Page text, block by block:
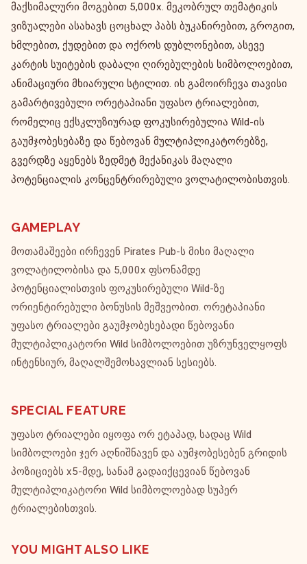
მაქსიმალური მოგებით 5,000x. მეკობრულ თემატიკის
ვიზუალები ასახავს ცოცხალ პაბს ბუკანირებით, გროგით,
ხმლებით, ქუდებით და ოქროს დუბლონებით, ასევე
კარტის სუიტების დაბალი ღირებულების სიმბოლოებით,
ანიმაციური მხიარული სტილით. ის გამოირჩევა თავისი
გამარტივებული ორეტაპიანი უფასო ტრიალებით,
რომელიც ექსკლუზიურად ფოკუსირებულია Wild-ის
გაუმჯობესებაზე და წებოვან მულტიპლიკატორებზე,
გვერდზე აყენებს ზედმეტ მექანიკას მაღალი
პოტენციალის კონცენტრირებული ვოლატილობისთვის.
GAMEPLAY
მოთამაშეები ირჩევენ Pirates Pub-ს მისი მაღალი
ვოლატილობისა და 5,000x ფსონამდე
პოტენციალისთვის ფოკუსირებული Wild-ზე
ორიენტირებული ბონუსის მეშვეობით. ორეტაპიანი
უფასო ტრიალები გაუმჯობესებადი წებოვანი
მულტიპლიკატორი Wild სიმბოლოებით უზრუნველყოფს
ინტენსიურ, მაღალშემოსავლიან სესიებს.
SPECIAL FEATURE
უფასო ტრიალები იყოფა ორ ეტაპად, სადაც Wild
სიმბოლოები ჯერ აღნიშნავენ და აუმჯობესებენ გრიდის
პოზიციებს x5-მდე, სანამ გადაიქცევიან წებოვან
მულტიპლიკატორი Wild სიმბოლოებად სუპერ
ტრიალებისთვის.
YOU MIGHT ALSO LIKE